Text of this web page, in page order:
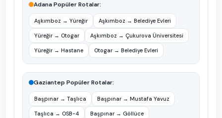
AdanaPopüler Rotalar:
Aşkımboz → Yüreğir Aşkımboz → Belediye Evleri
Yüreğir → Otogar Aşkımboz → Çukurova Üniversitesi
Yüreğir → Hastane Otogar → Belediye Evleri
Gaziantep Popüler Rotalar:
Başpınar → Taşlıca Başpınar → Mustafa Yavuz
Taşlıca → OSB-4 Başpınar → Göllüce